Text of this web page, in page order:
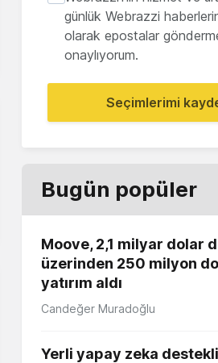
günlük Webrazzi
olarak epostalar
onaylıyorum.
Seçimlerimi
Bugün popüler
Moove, 2,1 milyar dolar
üzerinden 250 milyon
yatırım aldı
Candeğer Muradoğlu
Yerli yapay zeka